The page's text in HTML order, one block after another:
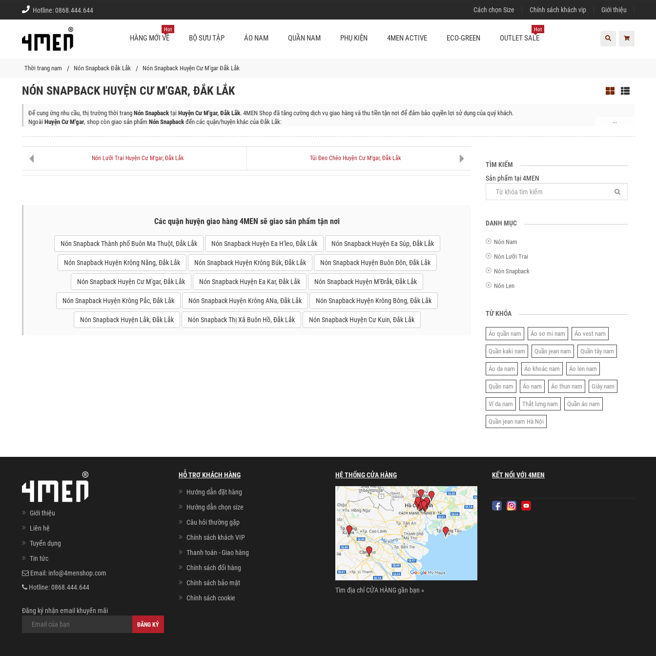
Hotline:0868.444.644 Cách chọn Size Chính sách khách vip Giới thiệu
HÀNG MỚI VỀ
Hot
BỘ SƯU TẬP ÁO NAM QUẦN NAM PHỤ KIỆN 4MEN ACTIVE ECO-GREEN OUTLET SALE
Hot
Thời trang nam Nón Snapback Đắk Lắk Nón Snapback Huyện Cư M'gar Đắk Lắk
NÓN SNAPBACK HUYỆN CƯ M'GAR, ĐẮK LẮK
Để cung ứng nhu cầu, thị trường thời trang Nón Snapbacktại Huyện Cư M'gar, Đắk Lắk. 4MEN Shop đã tăng cường dịch vụ giao hàng và thu tiền tận nơi để đảm bảo quyền lợi sử dụng của quý khách.
Ngoài Huyện Cư M'gar, shop còn giao sản phẩm Nón Snapbackđến các quận/huyện khác của Đắk Lắk:
...
Nón Lưỡi Trai Huyện Cư M'gar, Đắk Lắk Túi Đeo Chéo Huyện Cư M'gar, Đắk Lắk
Các quận huyện giao hàng 4MEN sẽ giao sản phẩm tận nơi
Nón Snapback Thành phố Buôn Ma Thuột, Đắk Lắk Nón Snapback Huyện Ea H'leo, Đắk Lắk Nón Snapback Huyện Ea Súp, Đắk Lắk
Nón Snapback Huyện Krông Năng, Đắk Lắk Nón Snapback Huyện Krông Búk, Đắk Lắk Nón Snapback Huyện Buôn Đôn, Đắk Lắk
Nón Snapback Huyện Cư M'gar, Đắk Lắk Nón Snapback Huyện Ea Kar, Đắk Lắk Nón Snapback Huyện M'Đrắk, Đắk Lắk
Nón Snapback Huyện Krông Pắc, Đắk Lắk Nón Snapback Huyện Krông ANa, Đắk Lắk Nón Snapback Huyện Krông Bông, Đắk Lắk
Nón Snapback Huyện Lắk, Đắk Lắk Nón Snapback Thị Xã Buôn Hồ, Đắk Lắk Nón Snapback Huyện Cư Kuin, Đắk Lắk
TÌM KIẾM
Sản phẩm tại 4MEN
DANH MỤC
Nón Nam
Nón Lưỡi Trai
Nón Snapback
Nón Len
TỪ KHÓA
Áo quần nam Áo sơ mi nam Áo vest nam
Quần kaki nam Quần jean nam Quần tây nam
Áo da nam Áo khoác nam Áo len nam
Quần nam Áo nam Áo thun nam Giày nam
Ví da nam Thắt lưng nam Quần áo nam
Quần jean nam Hà Nội
Giới thiệu
Liên hệ
Tuyển dụng
Tin tức
Email: info@4menshop.com
Hotline:0868.444.644
Đăng ký nhận email khuyến mãi
ĐĂNG KÝ
HỖ TRỢ KHÁCH HÀNG
Hướng dẫn đặt hàng
Hướng dẫn chọn size
Câu hỏi thường gặp
Chính sách khách VIP
Thanh toán - Giao hàng
Chính sách đổi hàng
Chính sách bảo mật
Chính sách cookie
HỆ THỐNG CỬA HÀNG
Tìm địa chỉ CỬA HÀNG gần bạn »
KẾT NỐI VỚI 4MEN